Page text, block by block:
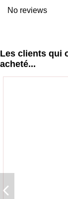
No reviews
Les clients qui
acheté...